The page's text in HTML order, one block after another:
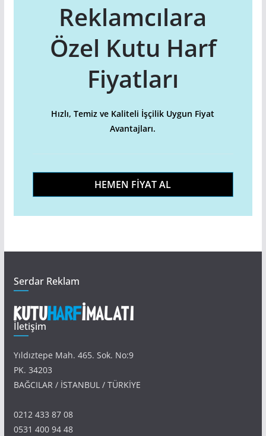
Reklamcılara
Özel Kutu Harf
Fiyatları
Hızlı, Temiz ve Kaliteli İşçilik Uygun Fiyat
Avantajları.
HEMEN FİYAT AL
Serdar Reklam
İletişim
Yıldıztepe Mah. 465. Sok. No:9
PK. 34203
BAĞCILAR / İSTANBUL / TÜRKİYE
0212 433 87 08
0531 400 94 48